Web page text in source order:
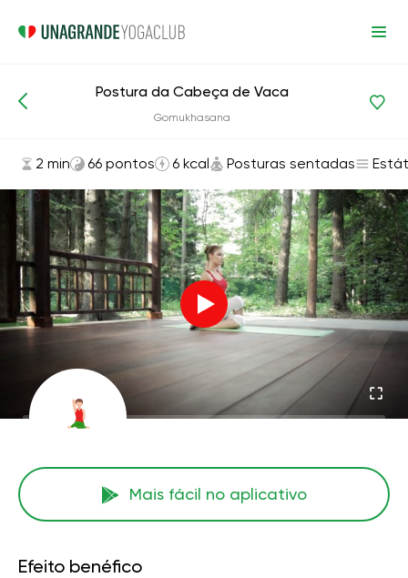
Asanas e exercícios Posturas sentadas
Postura da Cabeça de Vaca
Gomukhasana
2 min 66 pontos 6 kcal Posturas sentadas
Mais fácil no aplicativo
Efeito benéfico